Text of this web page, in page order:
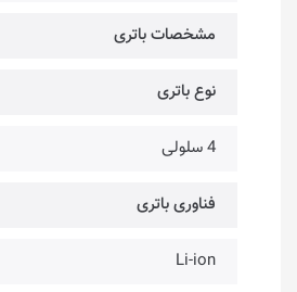
مشخصات باتری
نوع باتری
4 سلولی
فناوری باتری
Li-ion